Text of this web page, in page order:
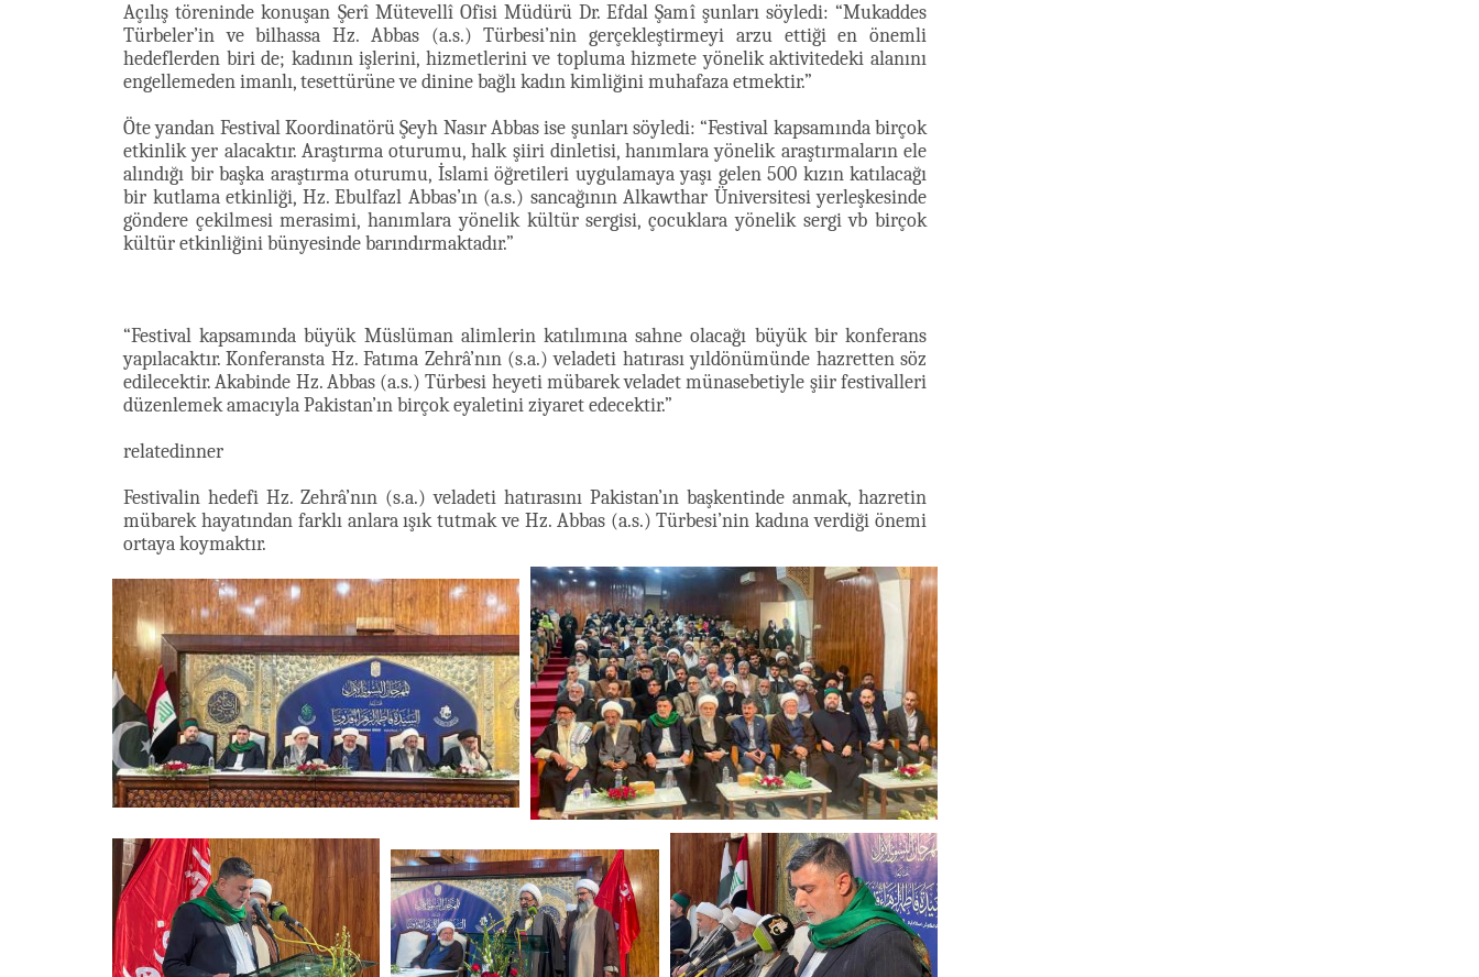
Açılış töreninde konuşan Şerî Mütevellî Ofisi Müdürü Dr. Efdal Şamî şunları söyledi: “Mukaddes
Türbeler’in ve bilhassa Hz. Abbas (a.s.) Türbesi’nin gerçekleştirmeyi arzu ettiği en önemli
hedeflerden biri de; kadının işlerini, hizmetlerini ve topluma hizmete yönelik aktivitedeki alanını
engellemeden imanlı, tesettürüne ve dinine bağlı kadın kimliğini muhafaza etmektir.”
Öte yandan Festival Koordinatörü Şeyh Nasır Abbas ise şunları söyledi: “Festival kapsamında birçok
etkinlik yer alacaktır. Araştırma oturumu, halk şiiri dinletisi, hanımlara yönelik araştırmaların ele
alındığı bir başka araştırma oturumu, İslami öğretileri uygulamaya yaşı gelen 500 kızın katılacağı
bir kutlama etkinliği, Hz. Ebulfazl Abbas’ın (a.s.) sancağının Alkawthar Üniversitesi yerleşkesinde
göndere çekilmesi merasimi, hanımlara yönelik kültür sergisi, çocuklara yönelik sergi vb birçok
kültür etkinliğini bünyesinde barındırmaktadır.”
“Festival kapsamında büyük Müslüman alimlerin katılımına sahne olacağı büyük bir konferans
yapılacaktır. Konferansta Hz. Fatıma Zehrâ’nın (s.a.) veladeti hatırası yıldönümünde hazretten söz
edilecektir. Akabinde Hz. Abbas (a.s.) Türbesi heyeti mübarek veladet münasebetiyle şiir festivalleri
düzenlemek amacıyla Pakistan’ın birçok eyaletini ziyaret edecektir.”
relatedinner
Festivalin hedefi Hz. Zehrâ’nın (s.a.) veladeti hatırasını Pakistan’ın başkentinde anmak, hazretin
mübarek hayatından farklı anlara ışık tutmak ve Hz. Abbas (a.s.) Türbesi’nin kadına verdiği önemi
ortaya koymaktır.